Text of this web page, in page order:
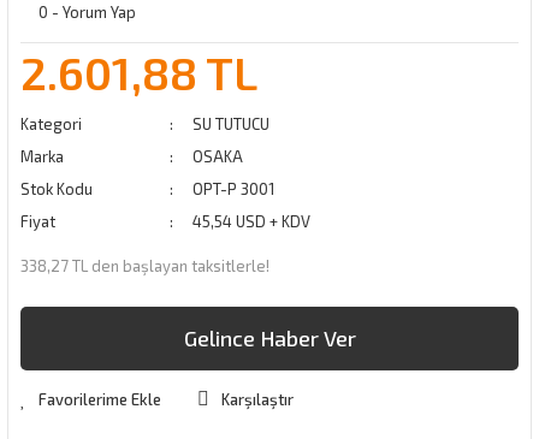
0 - Yorum Yap
2.601,88 TL
Kategori
SU TUTUCU
Marka
OSAKA
Stok Kodu
OPT-P 3001
Fiyat
45,54 USD + KDV
338,27 TL den başlayan taksitlerle!
Gelince Haber Ver
Karşılaştır